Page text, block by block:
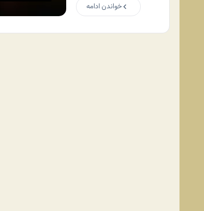
خواندن ادامه